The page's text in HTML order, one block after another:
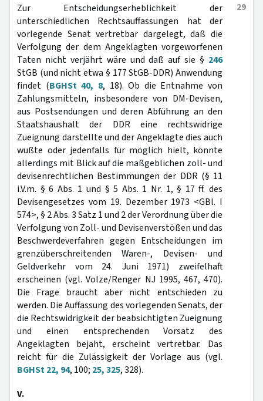
29
Zur Entscheidungserheblichkeit der
unterschiedlichen Rechtsauffassungen hat der
vorlegende Senat vertretbar dargelegt, daß die
Verfolgung der dem Angeklagten vorgeworfenen
Taten nicht verjährt wäre und daß auf sie § 246
StGB (und nicht etwa § 177 StGB-DDR) Anwendung
findet (BGHSt 40, 8, 18). Ob die Entnahme von
Zahlungsmitteln, insbesondere von DM-Devisen,
aus Postsendungen und deren Abführung an den
Staatshaushalt der DDR eine rechtswidrige
Zueignung darstellte und der Angeklagte dies auch
wußte oder jedenfalls für möglich hielt, könnte
allerdings mit Blick auf die maßgeblichen zoll- und
devisenrechtlichen Bestimmungen der DDR (§ 11
i.V.m. § 6 Abs. 1 und § 5 Abs. 1 Nr. 1, § 17 ff. des
Devisengesetzes vom 19. Dezember 1973 <GBl. I
574>, § 2 Abs. 3 Satz 1 und 2 der Verordnung über die
Verfolgung von Zoll- und Devisenverstößen und das
Beschwerdeverfahren gegen Entscheidungen im
grenzüberschreitenden Waren-, Devisen- und
Geldverkehr vom 24. Juni 1971) zweifelhaft
erscheinen (vgl. Volze/Renger NJ 1995, 467, 470).
Die Frage braucht aber nicht entschieden zu
werden. Die Auffassung des vorlegenden Senats, der
die Rechtswidrigkeit der beabsichtigten Zueignung
und einen entsprechenden Vorsatz des
Angeklagten bejaht, erscheint vertretbar. Das
reicht für die Zulässigkeit der Vorlage aus (vgl.
BGHSt 22, 94, 100; 25, 325, 328).
V.